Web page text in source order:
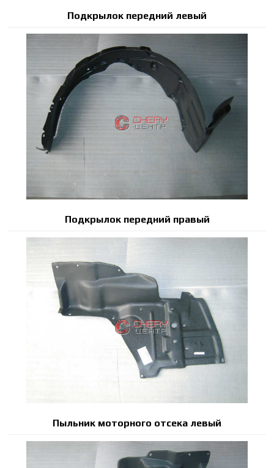
Подкрылок передний левый
Подкрылок передний правый
Пыльник моторного отсека левый